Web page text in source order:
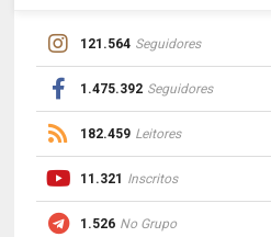
121.564 Seguidores
1.475.392 Seguidores
182.459 Leitores
11.321 Inscritos
1.526 No Grupo